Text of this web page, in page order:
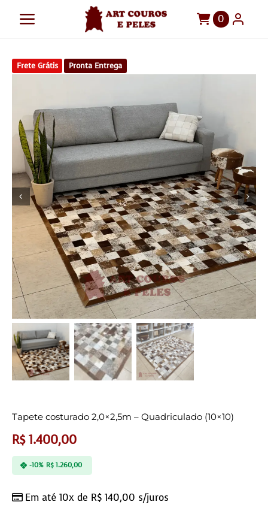
para
conteúdo
Toggle
Tapetes
Para sua casa
Móveis
Sob Medida!
0
Frete Grátis Pronta Entrega
Tapete costurado 2,0×2,5m – Quadriculado (10×10)
R$1.400,00
Em até 10x de R$ 140,00 s/juros
-10% R$1.260,00